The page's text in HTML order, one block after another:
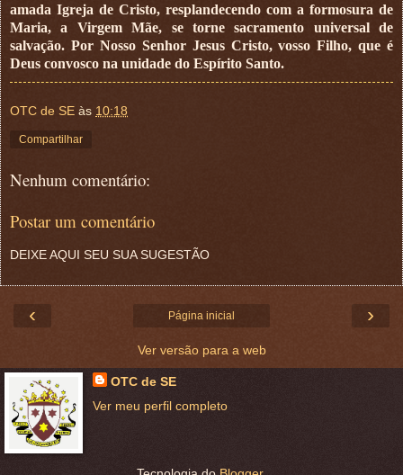
amada Igreja de Cristo, resplandecendo com a formosura de
Maria, a Virgem Mãe, se torne sacramento universal de
salvação. Por Nosso Senhor Jesus Cristo, vosso Filho, que é
Deus convosco na unidade do Espírito Santo.
OTC de SE às 10:18
Compartilhar
Nenhum comentário:
Postar um comentário
DEIXE AQUI SEU SUA SUGESTÃO
‹ ›
Página inicial
Ver versão para a web
OTC de SE
Ver meu perfil completo